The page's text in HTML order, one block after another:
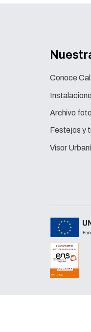
Conoce
Archivo
Festejos y
Visor